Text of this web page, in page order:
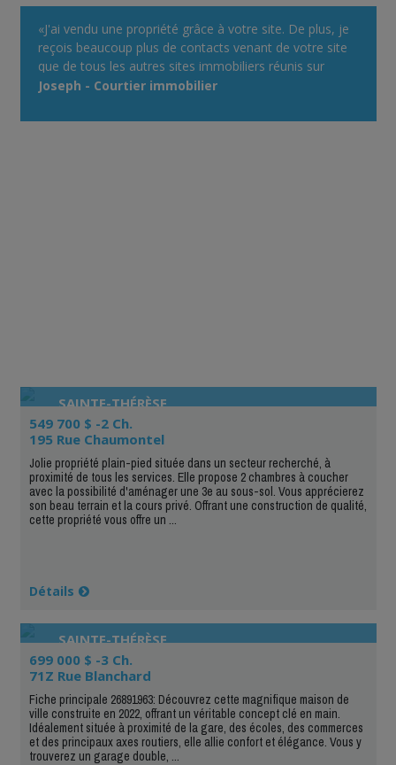
«J'ai vendu une propriété grâce à votre site. De plus, je
reçois beaucoup plus de contacts venant de votre site
que de tous les autres sites immobiliers réunis sur
lequel je m'annonce comme courtier. Votre système
Joseph - Courtier immobilier
SAINTE-THÉRÈSE
549 700 $ -2 Ch.
195 Rue Chaumontel
Jolie propriété plain-pied située dans un secteur recherché, à
proximité de tous les services. Elle propose 2 chambres à coucher
avec la possibilité d'aménager une 3e au sous-sol. Vous apprécierez
son beau terrain et la cours privé. Offrant une construction de qualité,
cette propriété vous offre un ...
Détails
SAINTE-THÉRÈSE
699 000 $ -3 Ch.
71Z Rue Blanchard
Fiche principale 26891963: Découvrez cette magnifique maison de
ville construite en 2022, offrant un véritable concept clé en main.
Idéalement située à proximité de la gare, des écoles, des commerces
et des principaux axes routiers, elle allie confort et élégance. Vous y
trouverez un garage double, ...